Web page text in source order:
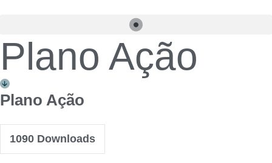
Plano Ação
Plano Ação
1090 Downloads